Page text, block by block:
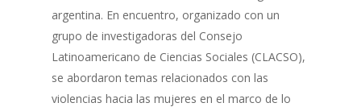
argentina. En encuentro, organizado con un
grupo de investigadoras del Consejo
Latinoamericano de Ciencias Sociales (CLACSO),
se abordaron temas relacionados con las
violencias hacia las mujeres en el marco de lo